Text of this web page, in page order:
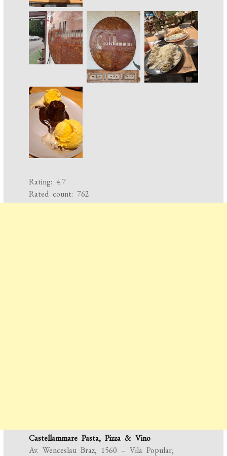
Rating: 4.7
Rated count: 762
Castellammare Pasta, Pizza & Vino
Av. Wenceslau Braz, 1560 – Vila Popular,